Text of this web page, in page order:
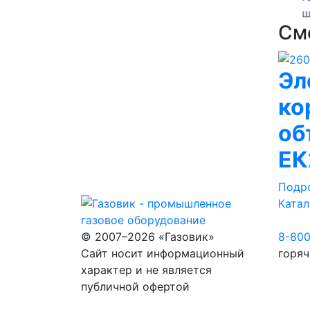
© 2007–2026 «Газовик»
Сайт носит информационный
характер и не является
публичной офертой
8-